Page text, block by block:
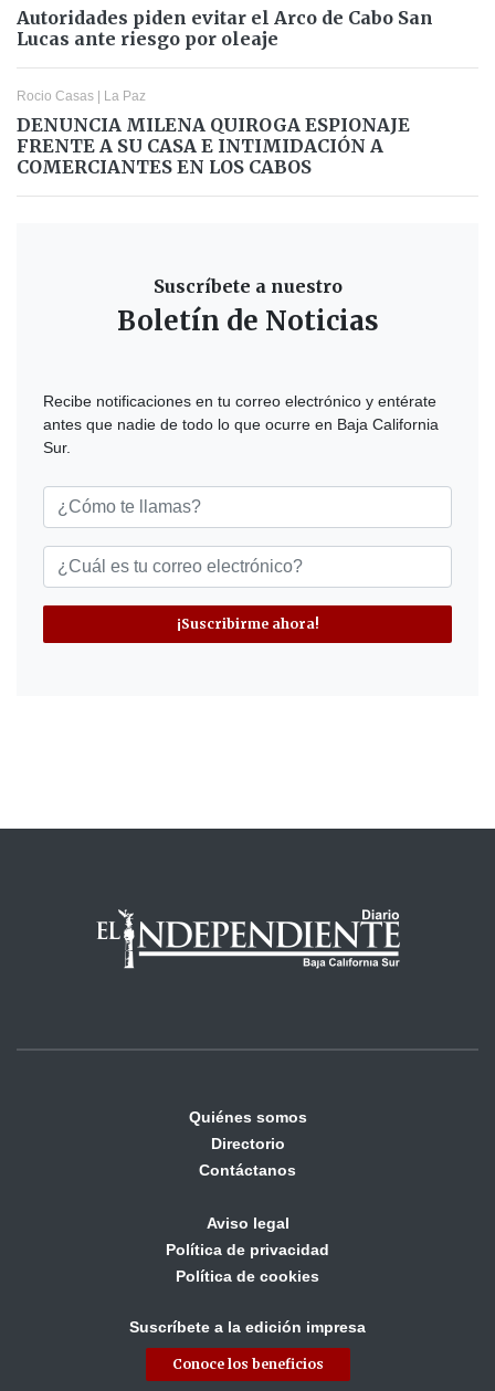
Autoridades piden evitar el Arco de Cabo San
Lucas ante riesgo por oleaje
Rocio Casas | La Paz
DENUNCIA MILENA QUIROGA ESPIONAJE
FRENTE A SU CASA E INTIMIDACIÓN A
COMERCIANTES EN LOS CABOS
Suscríbete a nuestro
Boletín de Noticias
Recibe notificaciones en tu correo electrónico y entérate
antes que nadie de todo lo que ocurre en Baja California
Sur.
¡Suscribirme ahora!
Quiénes somos
Directorio
Contáctanos
Aviso legal
Política de privacidad
Política de cookies
Suscríbete a la edición impresa
Conoce los beneficios